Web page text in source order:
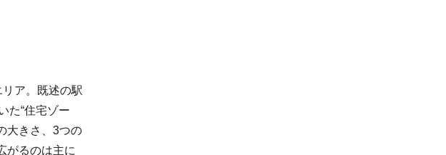
リア。既述の駅
た“住宅ゾー
大きさ、3つの
がるのは主に